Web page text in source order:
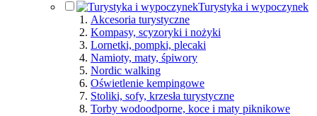
Turystyka i wypoczynek
Akcesoria turystyczne
Kompasy, scyzoryki i nożyki
Lornetki, pompki, plecaki
Namioty, maty, śpiwory
Nordic walking
Oświetlenie kempingowe
Stoliki, sofy, krzesła turystyczne
Torby wodoodporne, koce i maty piknikowe